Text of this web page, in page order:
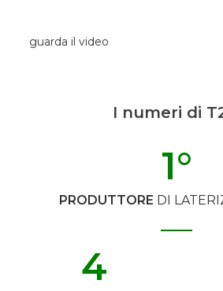
guarda il video
I numeri di
PRODUTTORE DI
1°
4